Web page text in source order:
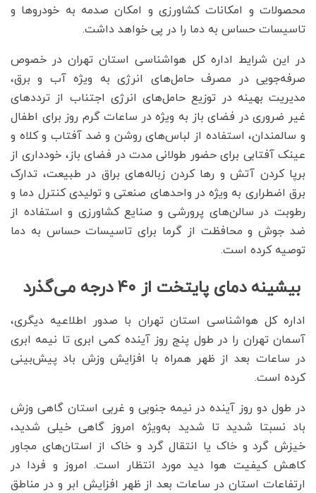
محصولات و امکانات کشاورزی و امکان صدمه به خودروها و
تاسیسات حساس به دما را در پی خواهد داشت.
در این شرایط اداره کل هواشناسی استان تهران در خصوص
صرفه‌جویی در مصرف حامل‌های انرژی به ویژه آب و برق،
مدیریت بهینه در توزیع حامل‌های انرژی اجتناب از ترددهای
غیر ضروری در فضای باز به ویژه در ساعات گرم روز برای اطفال
و سالمندان، استفاده از لباس‌های روشن و ضد آفتاب و کلاه و
عینک آفتابی برای حضور طولانی مدت در فضای باز، خودداری از
برپا کردن آتش و رها کردن زباله‌های براق در طبیعت، تدارک
برق اضطراری به ویژه در واحدهای صنعتی و تولیدی کنترل دما و
رطوبت در سالن‌های پرورشی و صنایع کشاورزی و استفاده از
ضد جوش و محافظت از گرما برای تاسیسات حساس به دما
توصیه کرده است.
بیشینه دمای پایتخت از ۴۰ درجه می‌گذرد
اداره کل هواشناسی استان تهران با صدور اطلاعیه دیگری،
آسمان تهران را در طول پنج روز آینده کمی ابری تا نیمه ابری
در ساعات بعد از ظهر همراه با افزایش وزش باد پیش‌بینی
کرده است.
در طول دو روز آینده در نیمه جنوبی و غربی استان گاهی وزش
باد نسبتا شدید تا شدید به‌ویژه امروز گاهی خیلی شدید،
خیزش گرد و خاک یا انتقال گرد و خاک از استان‌های مجاور
کاهش کیفیت هوا دید مورد انتظار است. امروز و فردا در
ارتفاعات استان در ساعات بعد از ظهر افزایش ابر و در مناطق